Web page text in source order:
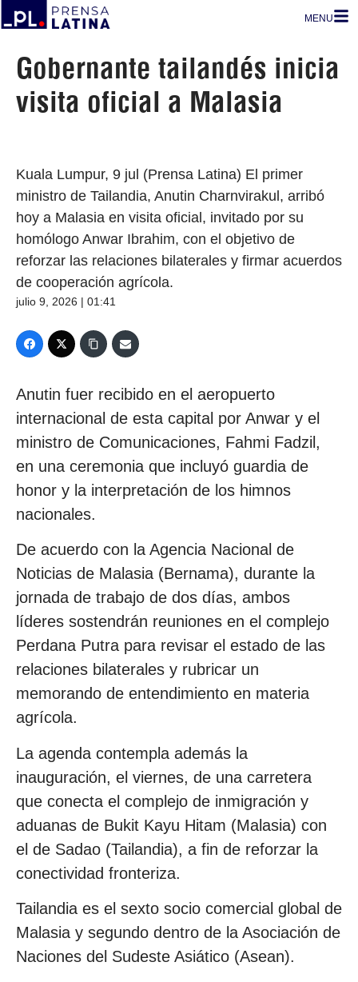
MENU
Gobernante tailandés inicia
visita oficial a Malasia
Kuala Lumpur, 9 jul (Prensa Latina) El primer
ministro de Tailandia, Anutin Charnvirakul, arribó
hoy a Malasia en visita oficial, invitado por su
homólogo Anwar Ibrahim, con el objetivo de
reforzar las relaciones bilaterales y firmar acuerdos
de cooperación agrícola.
julio 9, 2026 | 01:41
Anutin fuer recibido en el aeropuerto
internacional de esta capital por Anwar y el
ministro de Comunicaciones, Fahmi Fadzil,
en una ceremonia que incluyó guardia de
honor y la interpretación de los himnos
nacionales.
De acuerdo con la Agencia Nacional de
Noticias de Malasia (Bernama), durante la
jornada de trabajo de dos días, ambos
líderes sostendrán reuniones en el complejo
Perdana Putra para revisar el estado de las
relaciones bilaterales y rubricar un
memorando de entendimiento en materia
agrícola.
La agenda contempla además la
inauguración, el viernes, de una carretera
que conecta el complejo de inmigración y
aduanas de Bukit Kayu Hitam (Malasia) con
el de Sadao (Tailandia), a fin de reforzar la
conectividad fronteriza.
Tailandia es el sexto socio comercial global de
Malasia y segundo dentro de la Asociación de
Naciones del Sudeste Asiático (Asean).